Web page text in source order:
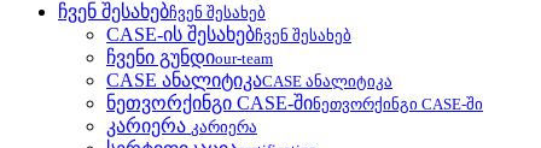
ჩვენ შესახებჩვენ შესახებ
CASE-ის შესახებჩვენ შესახებ
ჩვენი გუნდიour-team
CASE ანალიტიკაCASE ანალიტიკა
ნეთვორქინგი CASE-შინეთვორქინგი CASE-ში
კარიერა კარიერა